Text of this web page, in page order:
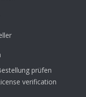
prüfen
verification